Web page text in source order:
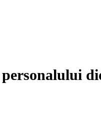
personalului